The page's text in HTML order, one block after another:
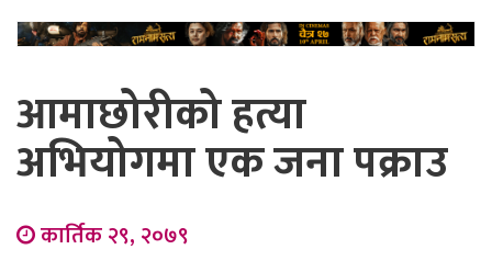
आमाछोरीको हत्या
अभियोगमा एक जना पक्राउ
कार्तिक २९, २०७९